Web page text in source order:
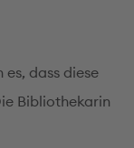
dass diese
Bibliothekarin